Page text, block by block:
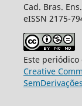
Cad. Bras.
eISSN 2175-
Este
Creative